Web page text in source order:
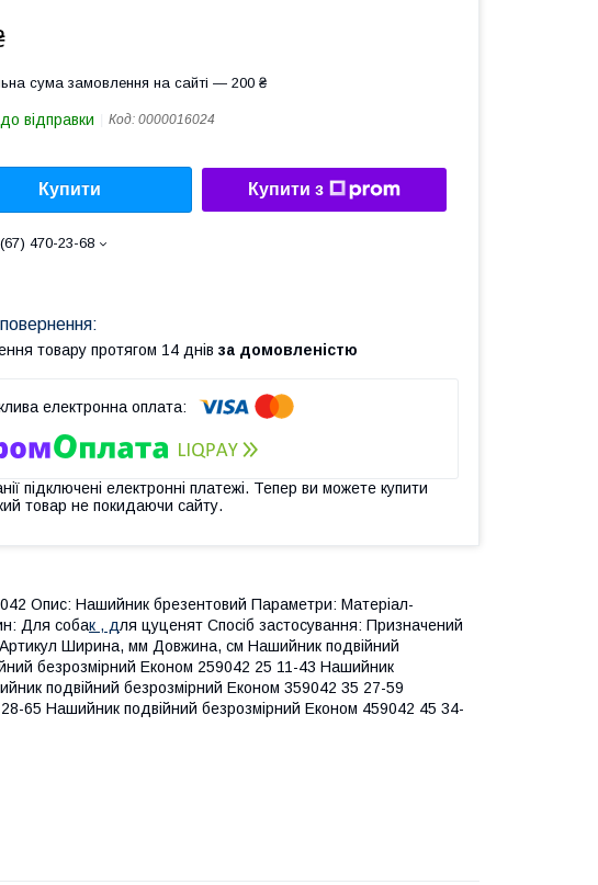
сума замовлення на сайті — 200 ₴
відправки Код: 0000016024
Купити Купити з
470-23-68
товару протягом 14 днів за домовленістю
підключені електронні платежі. Тепер ви можете купити
товар не покидаючи сайту.
Опис: Нашийник брезентовий Параметри: Матеріал-
Для собак , для цуценят Спосіб застосування: Призначений
Артикул Ширина, мм Довжина, см Нашийник подвійний
безрозмірний Економ 259042 25 11-43 Нашийник
подвійний безрозмірний Економ 359042 35 27-59
65 Нашийник подвійний безрозмірний Економ 459042 45 34-